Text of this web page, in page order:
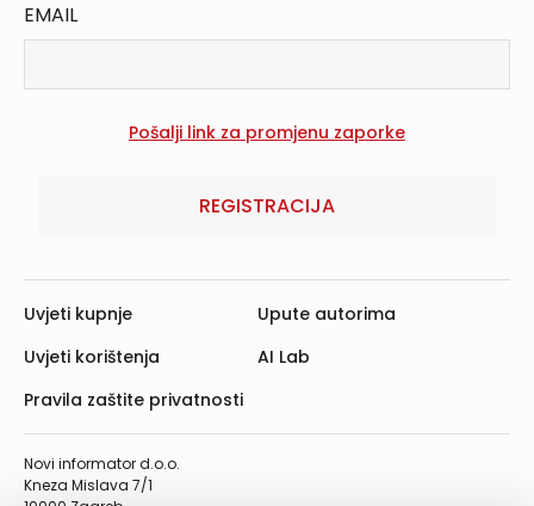
EMAIL
REGISTRACIJA
Novi informator d.o.o.
Kneza Mislava 7/1
Uvjeti kupnje
Uvjeti korištenja
Pravila zaštite privatnosti
Upute autorima
AI Lab